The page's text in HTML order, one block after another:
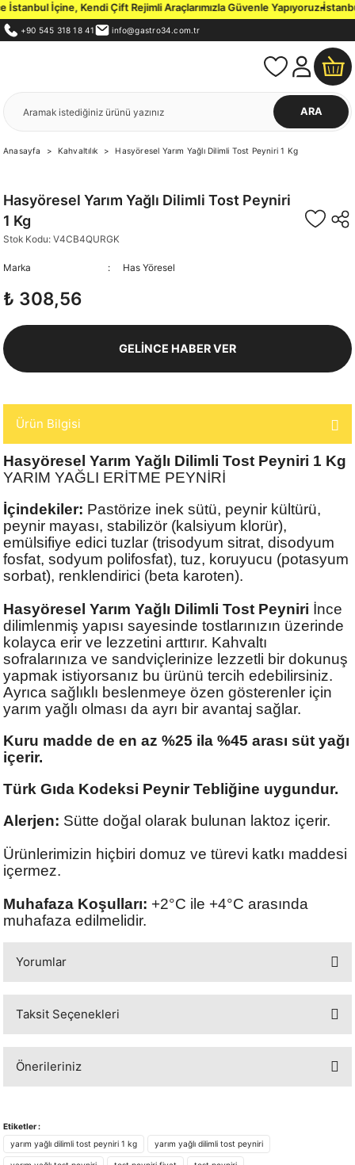
İçine, Kendi Çift Rejimli Araçlarımızla Güvenle Yapıyoruz.İstanbul
+90 545 318 18 41 info@gastro34.com.tr
ARA
Anasayfa Kahvaltılık Hasyöresel Yarım Yağlı Dilimli Tost Peyniri 1 Kg
Hasyöresel Yarım Yağlı Dilimli Tost Peyniri
1 Kg
Stok Kodu: V4CB4QURGK
Marka Has Yöresel
₺ 308,56
GELİNCE HABER VER
Ürün Bilgisi
Hasyöresel Yarım Yağlı Dilimli Tost Peyniri 1 Kg
YARIM YAĞLI ERİTME PEYNİRİ
İçindekiler: Pastörize inek sütü, peynir kültürü,
peynir mayası, stabilizör (kalsiyum klorür),
emülsifiye edici tuzlar (trisodyum sitrat, disodyum
fosfat, sodyum polifosfat), tuz, koruyucu (potasyum
sorbat), renklendirici (beta karoten).
Hasyöresel Yarım Yağlı Dilimli Tost Peyniri İnce
dilimlenmiş yapısı sayesinde tostlarınızın üzerinde
kolayca erir ve lezzetini arttırır. Kahvaltı
sofralarınıza ve sandviçlerinize lezzetli bir dokunuş
yapmak istiyorsanız bu ürünü tercih edebilirsiniz.
Ayrıca sağlıklı beslenmeye özen gösterenler için
yarım yağlı olması da ayrı bir avantaj sağlar.
Kuru madde de en az %25 ila %45 arası süt yağı
içerir.
Türk Gıda Kodeksi Peynir Tebliğine uygundur.
Alerjen: Sütte doğal olarak bulunan laktoz içerir.
Ürünlerimizin hiçbiri domuz ve türevi katkı maddesi
içermez.
Muhafaza Koşulları: +2°C ile +4°C arasında
muhafaza edilmelidir.
Yorumlar
Taksit Seçenekleri
Önerileriniz
iletebilirsiniz.
Görüş ve önerileriniz için teşekkür ederiz.
Etiketler :
yarım yağlı dilimli tost peyniri 1 kg
yarım yağlı dilimli tost peyniri